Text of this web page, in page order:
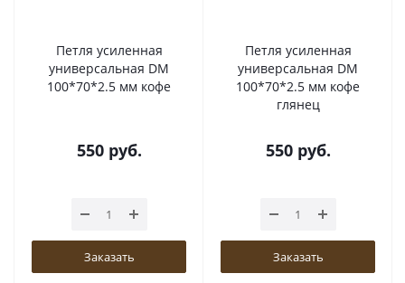
Петля усиленная
универсальная DM
100*70*2.5 мм кофе
550 руб.
Заказать
Петля усиленная
универсальная DM
100*70*2.5 мм кофе
глянец
550 руб.
Заказать